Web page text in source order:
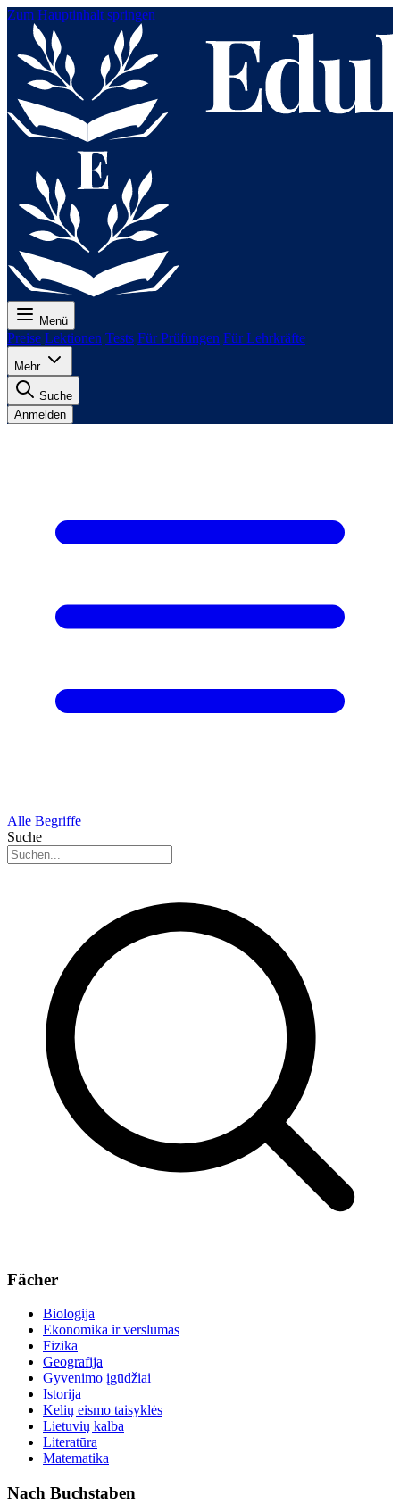
Zum Hauptinhalt springen
Menü
Preise Lektionen Tests Für Prüfungen Für Lehrkräfte
Mehr
Suche
Anmelden
Alle Begriffe
Suche
Fächer
Biologija
Ekonomika ir verslumas
Fizika
Geografija
Gyvenimo įgūdžiai
Istorija
Kelių eismo taisyklės
Lietuvių kalba
Literatūra
Matematika
Nach Buchstaben